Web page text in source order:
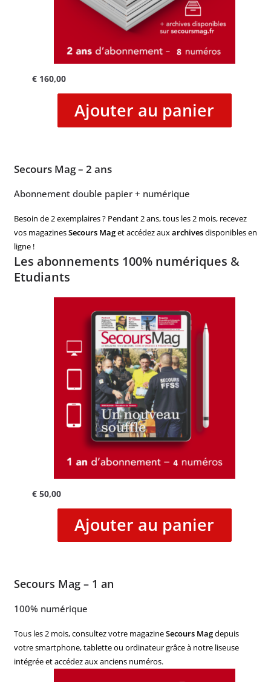
€160,00
Ajouter au panier
Secours Mag – 2 ans
Abonnement double papier + numérique
Besoin de 2 exemplaires ? Pendant 2 ans, tous les 2 mois, recevez
vos magazinesSecours Maget accédez auxarchivesdisponibles en
ligne !
Les abonnements 100% numériques &
Etudiants
€50,00
Ajouter au panier
Secours Mag – 1 an
100% numérique
Tous les 2 mois, consultez votre magazineSecours Magdepuis
votre smartphone, tablette ou ordinateur grâce à notre liseuse
intégrée et accédez aux anciens numéros.